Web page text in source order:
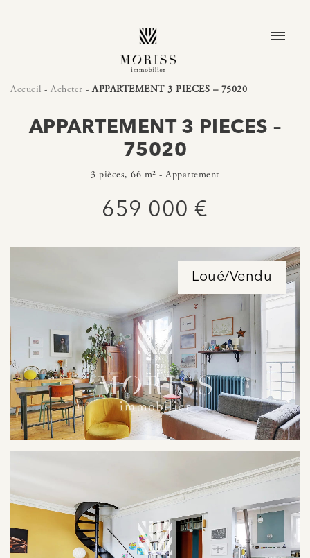
Accueil - Acheter -APPARTEMENT 3 PIECES – 75020
APPARTEMENT 3 PIECES –
75020
3 pièces, 66 m² - Appartement
659 000 €
Loué/Vendu